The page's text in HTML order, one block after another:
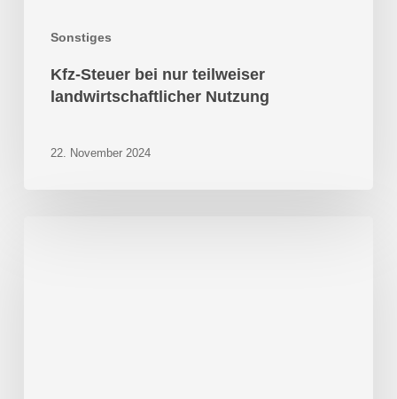
Sonstiges
Kfz-Steuer bei nur teilweiser
landwirtschaftlicher Nutzung
22. November 2024